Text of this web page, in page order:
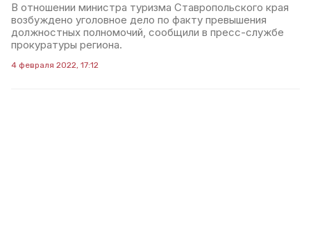
В отношении министра туризма Ставропольского края
возбуждено уголовное дело по факту превышения
должностных полномочий, сообщили в пресс-службе
прокуратуры региона.
4 февраля 2022, 17:12